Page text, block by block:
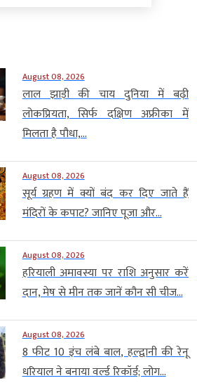
August 08, 2026
लाल झाड़ी की चाय दुनिया में बढ़ी
लोकप्रियता, सिर्फ दक्षिण अफ्रीका में
मिलता है पौधा,...
August 08, 2026
सूर्य ग्रहण में क्यों बंद कर दिए जाते हैं
मंदिरों के कपाट? जानिए पूजा और...
August 08, 2026
हरियाली अमावस्या पर राशि अनुसार करें
दान, मेष से मीन तक जानें कौन सी चीज...
August 08, 2026
8 फीट 10 इंच लंबे बाल, हल्द्वानी की रेनू
धरियाल ने बनाया वर्ल्ड रिकॉर्ड; लोग...